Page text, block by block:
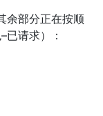
余部分正在按顺
已请求）：